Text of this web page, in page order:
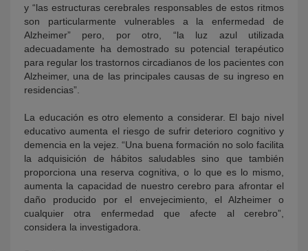
y “las estructuras cerebrales responsables de estos ritmos
son particularmente vulnerables a la enfermedad de
Alzheimer” pero, por otro, “la luz azul utilizada
adecuadamente ha demostrado su potencial terapéutico
para regular los trastornos circadianos de los pacientes con
Alzheimer, una de las principales causas de su ingreso en
residencias”.
La educación es otro elemento a considerar. El bajo nivel
educativo aumenta el riesgo de sufrir deterioro cognitivo y
demencia en la vejez. “Una buena formación no solo facilita
la adquisición de hábitos saludables sino que también
proporciona una reserva cognitiva, o lo que es lo mismo,
aumenta la capacidad de nuestro cerebro para afrontar el
daño producido por el envejecimiento, el Alzheimer o
cualquier otra enfermedad que afecte al cerebro”,
considera la investigadora.